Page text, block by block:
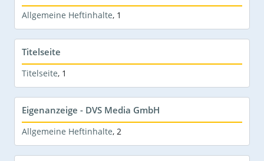
Allgemeine Heftinhalte, 1
Titelseite
Titelseite, 1
Eigenanzeige - DVS Media GmbH
Allgemeine Heftinhalte, 2